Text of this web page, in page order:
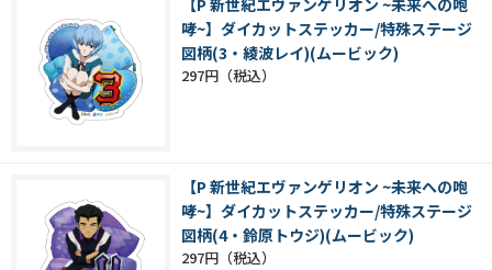
【P 新世紀エヴァンゲリオン ~未来への咆
哮~】ダイカットステッカー/特殊ステージ
図柄(3・綾波レイ)(ムービック)
297円
【P 新世紀エヴァンゲリオン ~未来への咆
哮~】ダイカットステッカー/特殊ステージ
図柄(4・鈴原トウジ)(ムービック)
297円